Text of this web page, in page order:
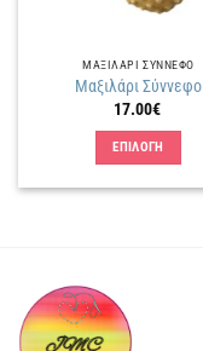
ΜΑΞΙΛΑΡΙ ΣΥΝΝΕΦΟ
Μαξιλάρι Σύννεφο
17.00€
ΕΠΙΛΟΓΗ